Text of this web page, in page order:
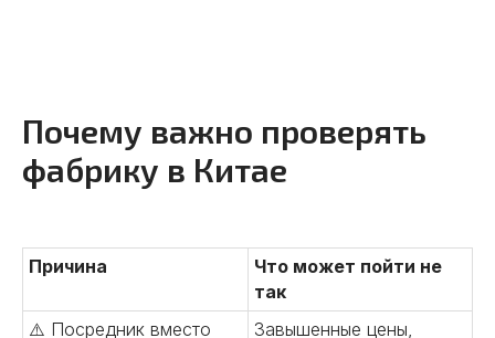
Почему важно проверять
фабрику в Китае
Причина
Что может пойти не
так
⚠️ Посредник вместо
Завышенные цены,